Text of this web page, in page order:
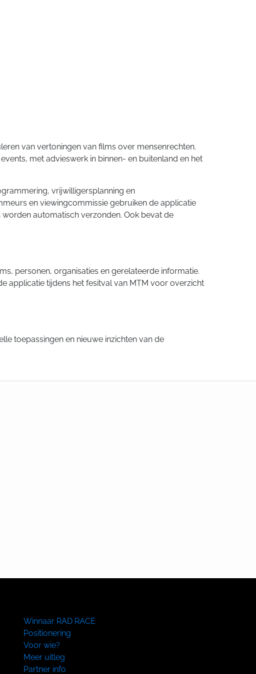
van vertoningen van films over mensenrechten.
met advieswerk in binnen- en buitenland en het
vrijwilligersplanning en
en viewingcommissie gebruiken de applicatie
automatisch verzonden. Ook bevat de
personen, organisaties en gerelateerde informatie.
applicatie tijdens het fesitval van MTM voor overzicht
toepassingen en nieuwe inzichten van de
Winnaar RAD RACE
Positionering
Voor wie?
Meer uitleg
Partner info